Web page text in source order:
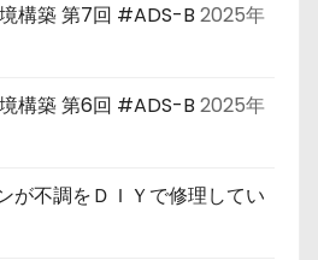
構築 第7回 #ADS-B 2025年
構築 第6回 #ADS-B 2025年
が不調をＤＩＹで修理してい